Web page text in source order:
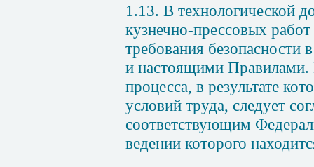
1.13. В технологической
кузнечно-прессовых
требования безопасности
и настоящими Правилами.
процесса, в результате
условий труда, следует
соответствующим
ведении которого